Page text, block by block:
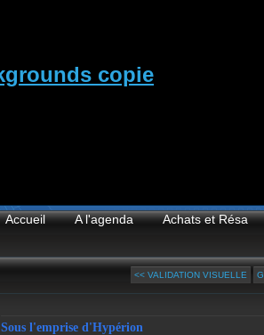
Accueil A l'agenda Achats et Résa
<< VALIDATION VISUELLE
Sous l'emprise d'Hypérion